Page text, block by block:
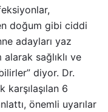
doğum gibi ciddi
adayları yaz
sağlıklı ve
diyor. Dr.
karşılaşılan 6
önemli uyarılar